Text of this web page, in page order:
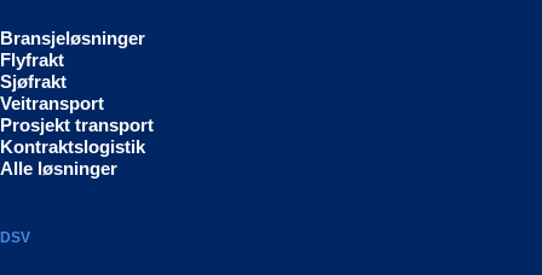
Bransjeløsninger
Flyfrakt
Sjøfrakt
Veitransport
Prosjekt transport
Kontraktslogistik
Alle løsninger
DSV